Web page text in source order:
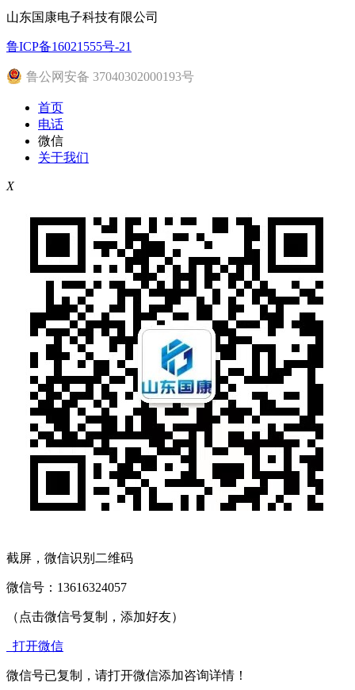
山东国康电子科技有限公司
鲁ICP备16021555号-21
鲁公网安备 37040302000193号
首页
电话
微信
关于我们
X
截屏，微信识别二维码
微信号： 13616324057
（点击微信号复制，添加好友）
打开微信
微信号已复制，请打开微信添加咨询详情！